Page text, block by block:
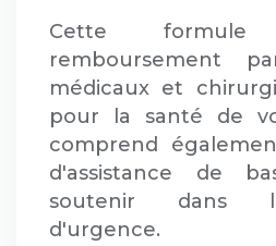
Cette
remboursement
médicaux et
pour la santé de
comprend
d'assistance de
soutenir dans
d'urgence.